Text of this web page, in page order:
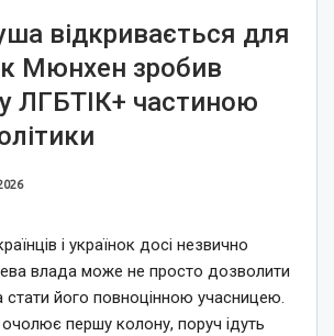
відкривається для
Мюнхен зробив
ЛГБТІК+ частиною
і українок досі незвично
влада може не просто дозволити
стати його повноцінною учасницею.
першу колону, поруч ідуть